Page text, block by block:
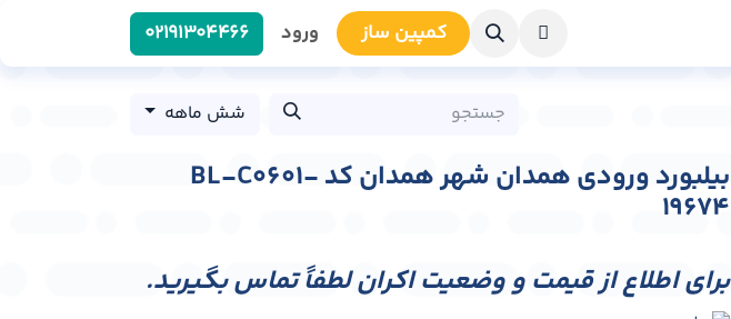
کمپین سا​​ز ورود 0219​1304466
شش ماهه
بیلبورد ورودی همدان شهر همدان کد BL-C0601-
19674
برای اطلاع از قیمت و وضعیت اکران لطفاً تماس بگیرید.